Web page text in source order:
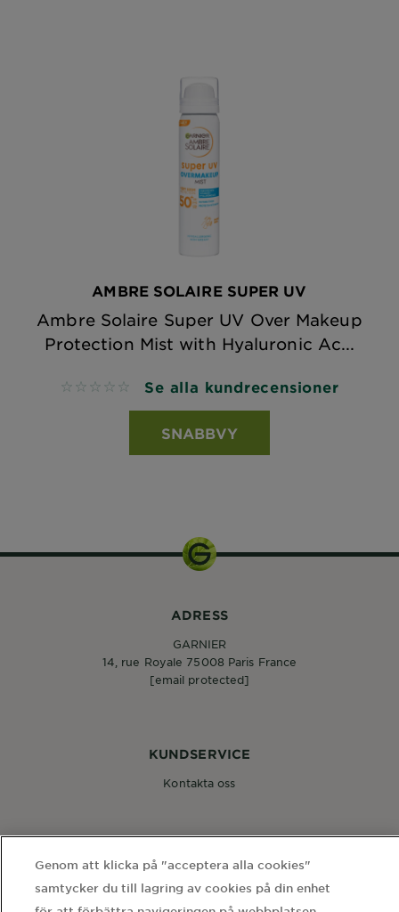
AMBRE SOLAIRE SUPER UV
Ambre Solaire Super UV Over Makeup
Protection Mist with Hyaluronic Ac...
No reviews Se alla kundrecensioner
SNABBVY
KUNDSERVICE
Kontakta oss
ADRESS
GARNIER
14, rue Royale 75008 Paris France
[email protected]
Genom att klicka på "acceptera alla cookies"
samtycker du till lagring av cookies på din enhet